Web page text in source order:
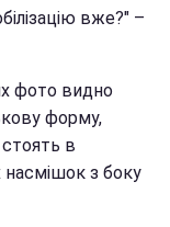
вже?" –
фото видно
форму,
стоять в
насмішок з боку